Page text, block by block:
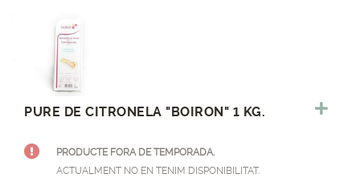
PURE DE CITRONELA "BOIRON" 1 KG.
PRODUCTE FORA DE TEMPORADA.
ACTUALMENT NO EN TENIM DISPONIBILITAT.